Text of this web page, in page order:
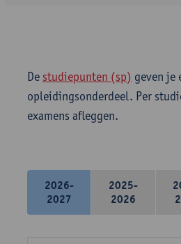
De studiepunten (sp) geven je
opleidingsonderdeel. Per
examens afleggen.
2026-
2027
2025-
2026